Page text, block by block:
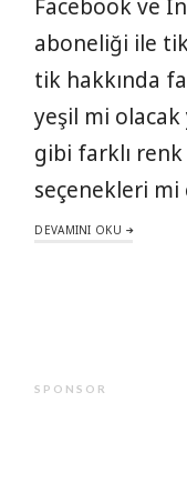
Facebook ve
aboneliği ile tik
tik hakkında
yeşil mi olacak
gibi farklı
seçenekleri mi
DEVAMINI OKU
SPONSOR